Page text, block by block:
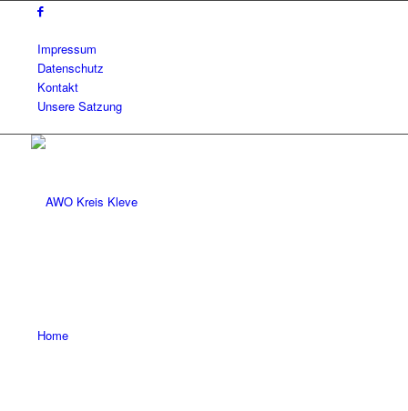
Impressum
Datenschutz
Kontakt
Unsere Satzung
Home